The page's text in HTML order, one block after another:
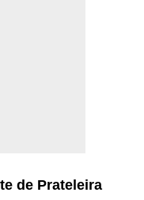
de Prateleira